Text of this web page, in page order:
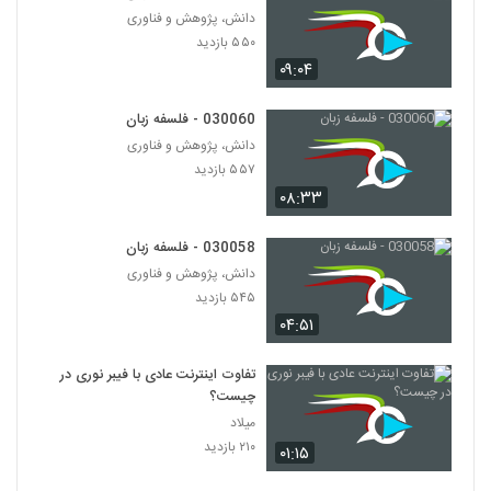
030083 - مشکل بی هویتی
۶۰۳ بازدید
030085 - فلسفه ریاضی
030086 - فلسفه ریاضی
030087 - فلسفه ریاضی
۶۳۰ بازدید
۰۹:۰۴
دانش، پژوهش و فناوری
۵۵۰ بازدید
۰۸:۳۳
030060 - فلسفه زبان
دانش، پژوهش و فناوری
۵۵۷ بازدید
۰۴:۵۱
030058 - فلسفه زبان
دانش، پژوهش و فناوری
۵۴۵ بازدید
۰۱:۱۵
تفاوت اینترنت عادی با فیبر نوری در
چیست؟
میلاد
۲۱۰ بازدید